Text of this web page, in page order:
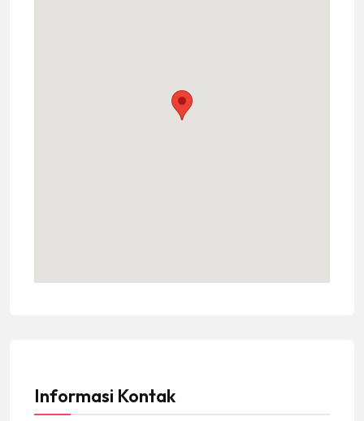
Informasi Kontak